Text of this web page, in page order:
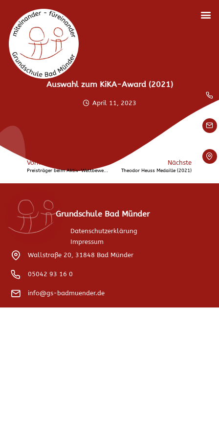
Auswahl zum KiKA-Award (2021)
April 11, 2023
Vorherige
Preisträger beim Aktiv-Wettbewerb für Demokratie und Toleranz (2021)
Nächste
Theodor Heuss Medaille (2021)
Grundschule Bad Münder
Datenschutzerklärung
Impressum
Wallstraße 20, 31848 Bad Münder
05042 93 16 0
info@gs-badmuender.de